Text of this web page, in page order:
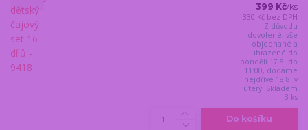
399 Kč/ks
330 Kč bez DPH
Z důvodu
dovolené, vše
objednané a
uhrazené do
pondělí 17.8. do
11:00, dodáme
nejdříve 18.8. v
úterý. Skladem
3 ks
Do košíku